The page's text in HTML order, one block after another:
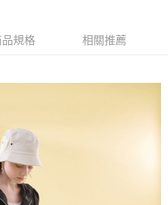
款，方視為交易完成。
供之「AFTEE先享後付」服務完成之交
人資料，並將交易相關給付款項請求債
以下網址：
品規格 相關推薦